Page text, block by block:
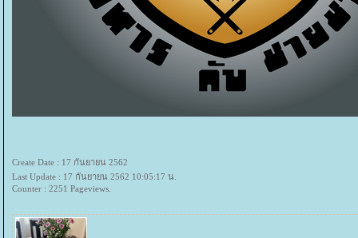
Create Date : 17 กันยายน 2562
Last Update : 17 กันยายน 2562 10:05:17 น.
Counter : 2251 Pageviews.